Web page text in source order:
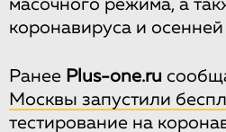
масочного режима, а
коронавируса и
Ранее Plus-one.ru
Москвы запустили
тестирование на